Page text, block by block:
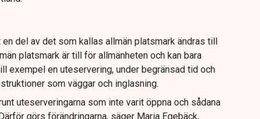
del av det som kallas allmän platsmark ändras till
platsmark är till för allmänheten och kan bara
exempel en uteservering, under begränsad tid och
som väggar och inglasning.
uteserveringarna som inte varit öppna och sådana
görs förändringarna, säger Maria Egebäck,